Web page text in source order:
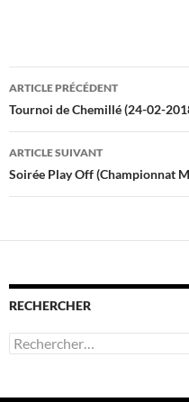
Navigation
des
articles
ARTICLE PRÉCÉDENT
Tournoi de Chemillé (24-02-
ARTICLE SUIVANT
Soirée Play Off (Championnat
RECHERCHER
Rechercher :